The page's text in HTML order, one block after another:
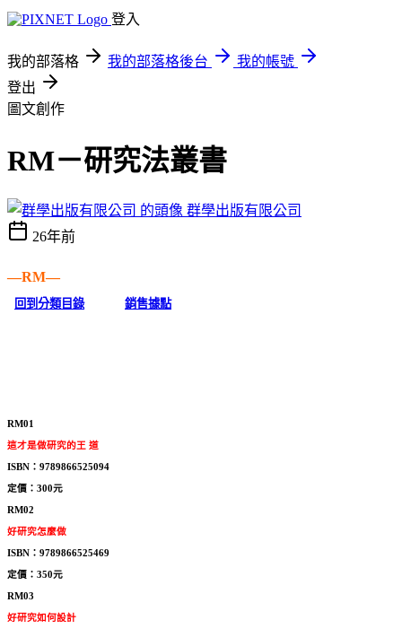
登入
我的部落格 我的部落格後台
我的帳號
登出
圖文創作
RM－研究法叢書
群學出版有限公司
26年前
—RM—
回到分類目錄 銷售據點
RM01
這才是做研究的王 道
ISBN：9789866525094
定價：300元
RM02
好研究怎麼做
ISBN：9789866525469
定價：350元
RM03
好研究如何設計